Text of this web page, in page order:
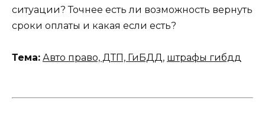
ситуации? Точнее есть ли возможность вернуть
сроки оплаты и какая если есть?
Тема: Авто право, ДТП, ГиБДД , штрафы гибдд